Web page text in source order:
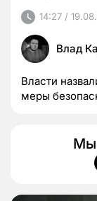
14:27 /
Влад
Власти
меры
Мы